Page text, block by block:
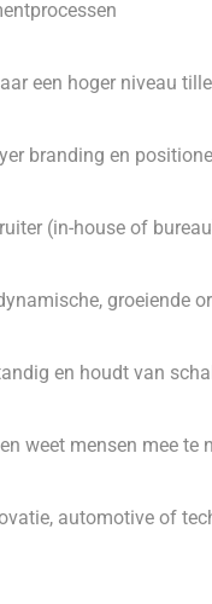
een hoger niveau
branding en
(in-house of
groeiende
en houdt van
weet mensen mee te
automotive of